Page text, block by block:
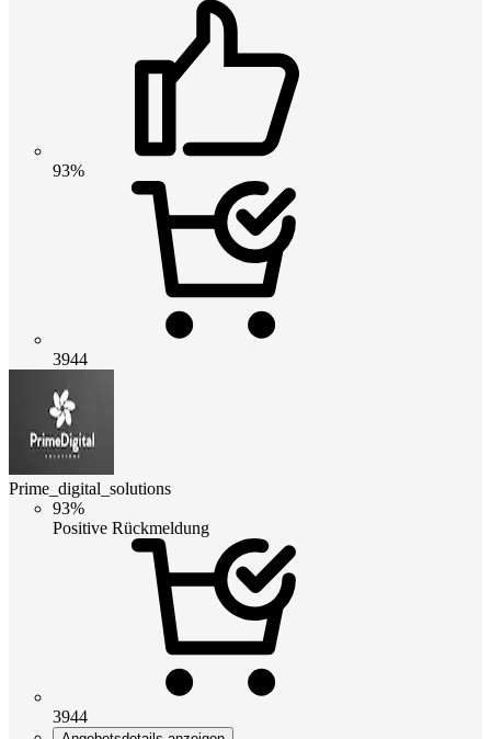
93%
3944
Prime_digital_solutions
93%
Positive Rückmeldung
3944